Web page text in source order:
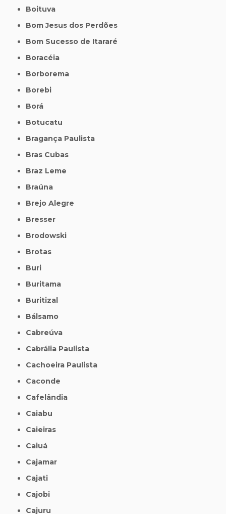
Boituva
Bom Jesus dos Perdões
Bom Sucesso de Itararé
Boracéia
Borborema
Borebi
Borá
Botucatu
Bragança Paulista
Bras Cubas
Braz Leme
Braúna
Brejo Alegre
Bresser
Brodowski
Brotas
Buri
Buritama
Buritizal
Bálsamo
Cabreúva
Cabrália Paulista
Cachoeira Paulista
Caconde
Cafelândia
Caiabu
Caieiras
Caiuá
Cajamar
Cajati
Cajobi
Cajuru